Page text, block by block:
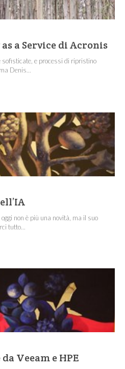
a Service di Acronis
sofisticate, e processi di ripristino
Denis...
non è più una novità, ma il suo
tutto...
Veeam e HPE